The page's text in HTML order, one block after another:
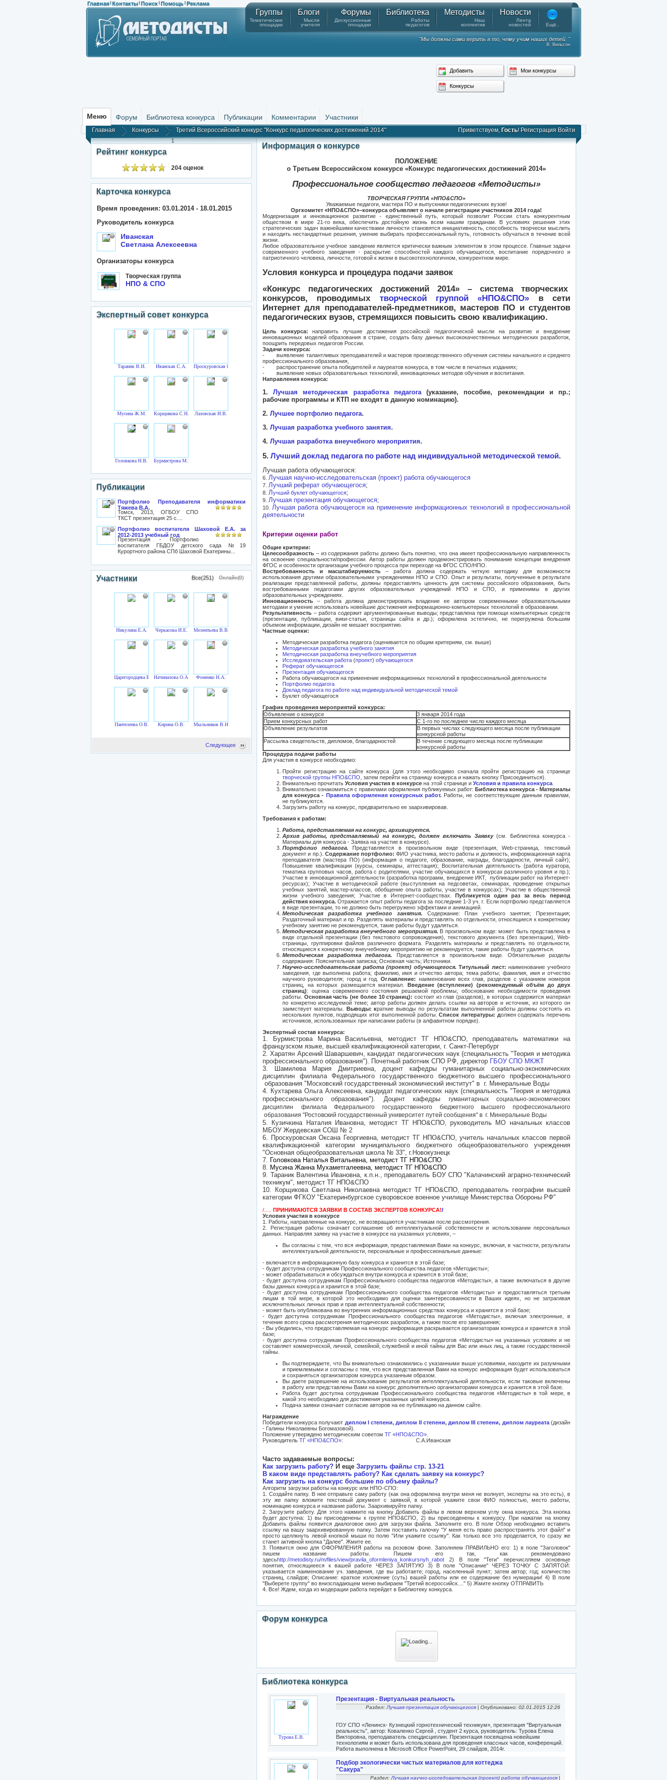
Главная | Контакты | Поиск | Помощь | Реклама
Группы
Тематические
площадки
Блоги
Мысли
учителя
Форумы
Дискуссионные
площадки
Библиотека
Работы
педагогов
Методисты
Наш
коллектив
Новости
Лента
новостей
Ещё..
"Мы должны сами верить в то, чему учим наших детей. "
В. Вильсон
Добавить Мои конкурсы
Конкурсы
Меню Форум Библиотека конкурса Публикации Комментарии Участники
Главная Конкурсы Третий Всероссийский конкурс "Конкурс педагогических достижений 2014" Приветствуем, Гость! Регистрация Войти
1
Рейтинг конкурса
204 оценок
Карточка конкурса
Время проведения: 03.01.2014 - 18.01.2015
Руководитель конкурса
Иванская
Светлана Алексеевна
Организаторы конкурса
Творческая группа
НПО & СПО
Экспертный совет конкурса
Тараник В.И. Иванская С.А. Проскуровская О.Г.
Мусина Ж.М. Корщикова С.Н. Лазовская И.В.
Головкова Н.В. Бурмистрова М.В.
Публикации
Портфолио Преподавателя информатики
Тяжева В.А.
Томск, 2013, ОГБОУ СПО
ТКСТ презентация 25 с....
Портфолио воспитателя Шаховой Е.А. за
2012-2013 учебный год
Презентация - Портфолио
воспитателя ГБДОУ детского сада №19
Курортного района СПб Шаховой Екатерины...
Участники Все(251) Онлайн(0)
Никулина Е.А. Черкасова И.Е. Мелентьева В.В.
Царегородцева Е.М.Начиналова О.А. Фоменко Н.А.
Пантелеева О.В. Кирина О.В. Мыльников В.Н.
Следующее
Информация о конкурсе
ПОЛОЖЕНИЕ
о Третьем Всероссийском конкурсе «Конкурс педагогических достижений 2014»
Профессиональное сообщество педагогов «Методисты»
ТВОРЧЕСКАЯ ГРУППА «НПО&СПО»
Уважаемые педагоги, мастера ПО и выпускники педагогических вузов!
Оргкомитет «НПО&СПО»–конкурса объявляет о начале регистрации участников 2014 года!
Модернизация и инновационное развитие - единственный путь, который позволит России стать конкурентным
обществом в мире 21-го века, обеспечить достойную жизнь всем нашим гражданам. В условиях решения этих
стратегических задач важнейшими качествами личности становятся инициативность, способность творчески мыслить
и находить нестандартные решения, умение выбирать профессиональный путь, готовность обучаться в течение всей
жизни.
Любое образовательное учебное заведение является критически важным элементом в этом процессе. Главные задачи
современного учебного заведения - раскрытие способностей каждого обучающегося, воспитание порядочного и
патриотичного человека, личности, готовой к жизни в высокотехнологичном, конкурентном мире.
Условия конкурса и процедура подачи заявок
«Конкурс педагогических достижений 2014» – система творческих
конкурсов, проводимых творческой группой «НПО&СПО» в сети
Интернет для преподавателей-предметников, мастеров ПО и студентов
педагогических вузов, стремящихся повысить свою квалификацию.
Цель конкурса: направить лучшие достижения российской педагогической мысли на развитие и внедрение
инновационных моделей образования в стране, создать базу данных высококачественных методических разработок,
поощрить передовых педагогов России.
Задачи конкурса:
- выявление талантливых преподавателей и мастеров производственного обучения системы начального и среднего
профессионального образования,
- распространение опыта победителей и лауреатов конкурса, в том числе в печатных изданиях;
- выявление новых образовательных технологий, инновационных методов обучения и воспитания.
Направления конкурса:
1.Лучшая методическая разработка педагога(указание, пособие, рекомендации и пр.;
рабочие программы и КТП не входят в данную номинацию).
2. Лучшее портфолио педагога.
3. Лучшая разработка учебного занятия.
4. Лучшая разработка внеучебного мероприятия.
5. Лучший доклад педагога по работе над индивидуальной методической темой.
Лучшая работа обучающегося:
6. Лучшая научно-исследовательская (проект) работа обучающегося
7. Лучший реферат обучающегося;
8. Лучший буклет обучающегося;
9. Лучшая презентация обучающегося;
10. Лучшая работа обучающегося на применение информационных технологий в профессиональной
деятельности
Критерии оценки работ
Общие критерии:
Целесообразность – из содержания работы должно быть понятно, что она имеет профессиональную направленность
на освоение специальности/профессии. Автор работы должен продемонстрировать понимание концепции внедрения
ФГОС и особенности организации учебного процесса при переходе на ФГОС СПО/НПО.
Востребованность и масштабируемость – работа должна содержать четкую методику для возможности
использования другими образовательными учреждениями НПО и СПО. Опыт и результаты, полученные в результате
реализации представленной работы, должны предоставлять ценность для системы российского образования, быть
востребованными педагогами других образовательных учреждений НПО и СПО, и применимы в других
образовательных учреждениях.
Инновационность – работа должна демонстрировать владение ее автором современными образовательными
методами и умение использовать новейшие достижения информационно-компьютерных технологий в образовании.
Результативность – работа содержит аргументированные выводы; представлена при помощи компьютерных средств
(презентации, публикации, вики-статьи, страницы сайта и др.); оформлена эстетично, не перегружена большим
объемом информации, дизайн не мешает восприятию.
Частные оценки:
Методическая разработка педагога (оценивается по общим критериям, см. выше)
Методическая разработка учебного занятия
Методическая разработка внеучебного мероприятия
Исследовательская работа (проект) обучающегося
Реферат обучающегося
Презентация обучающегося
Работа обучающегося на применение информационных технологий в профессиональной деятельности
Портфолио педагога
Доклад педагога по работе над индивидуальной методической темой
Буклет обучающегося
График проведения мероприятий конкурса:
Объявление о конкурсе
3 января 2014 года
Прием конкурсных работ
С 1-го по последнее число каждого месяца
Объявление результатов
В первых числах следующего месяца после публикации
конкурсной работы
Рассылка свидетельств, дипломов, благодарностей
В течение следующего месяца после публикации
конкурсной работы
Процедура подачи работы
Для участия в конкурсе необходимо:
Пройти регистрацию на сайте конкурса (для этого необходимо сначала пройти регистрацию на странице
творческой группы НПО&СПО , затем перейти на страницу конкурса и нажать кнопку Присоединиться).
Внимательно прочитать Условия участия в конкурсе на этой странице и Условия и правила конкурса
Внимательно ознакомиться с правилами оформления публикуемых работ: Библиотека конкурса - Материалы
для конкурса - Правила оформления конкурсных работ. Работы, не соответствующие данным правилам,
не публикуются.
Загрузить работу на конкурс, предварительно ее заархивировав.
Требования к работам:
Работа, представляемая на конкурс, архивируется.
Архив работы, представляемый на конкурс, должен включать Заявку(см. Библиотека конкурса -
Материалы для конкурса - Заявка на участие в конкурсе).
Портфолио педагога. Представляется в произвольном виде (презентация, Web-страница, текстовый
документ и пр.). Содержание портфолио: ФИО участника, место работы и должность, информационная карта
преподавателя (мастера ПО) (информация о педагоге, образование, награды, благодарности, личный сайт);
Повышение квалификации (курсы, семинары, аттестация); Воспитательная деятельность (работа куратора,
тематика групповых часов, работа с родителями, участие обучающихся в конкурсах различного уровня и пр.);
Участие в инновационной деятельности (разработка программ, внедрение ИКТ, публикации работ на Интернет-
ресурсах); Участие в методической работе (выступления на педсоветах, семинарах, проведение открытых
учебных занятий, мастер-классов, обобщение опыта работы, участие в конкурсах); Участие в общественной
жизни учебного заведения; Участие в Интернет-сообществах.
Публикуется один раз за весь период
действия конкурса.Отражается опыт работы педагога за последние 1-3 уч. г. Если портфолио представляется
в виде презентации, то не должно быть перегружено эффектами и анимацией.
Методическая разработка учебного занятия. Содержание: План учебного занятия; Презентация;
Раздаточный материал и пр. Разделять материалы и представлять по отдельности, относящиеся к конкретному
учебному занятию не рекомендуется, такие работы будут удаляться.
Методическая разработка внеучебного мероприятия. В произвольном виде: может быть представлена в
виде отдельной презентации (без текстового сопровождения), текстового документа (без презентации), Web-
страницы, группировки файлов различного формата. Разделять материалы и представлять по отдельности,
относящиеся к конкретному внеучебному мероприятию не рекомендуется, такие работы будут удаляться.
Методическая разработка педагога. Представляется в произвольном виде. Обязательные разделы
содержания: Пояснительная записка; Основная часть; Источники.
Научно-исследовательская работа (проект) обучающегося. Титульный лист:наименование учебного
заведения, где выполнена работа; фамилию, имя и отчество автора; тема работы; фамилия, имя и отчество
научного руководителя; город и год.Оглавление: наименование всех глав, разделов с указанием номеров
страниц, на которых размещается материал.
Введение (вступление) (рекомендуемый объём до двух
страниц): оценка современного состояния решаемой проблемы; обоснование необходимости проведения
работы. Основная часть (не более 10 страниц):состоит из глав (разделов), в которых содержится материал
по конкретно исследуемой теме; автор работы должен делать ссылки на авторов и источник, из которого он
заимствует материалы.
Выводы: краткие выводы по результатам выполненной работы должны состоять из
нескольких пунктов, подводящих итог выполненной работы.Список литературы: должен содержать перечень
источников, использованных при написании работы (в алфавитном порядке).
Экспертный состав конкурса:
1. Бурмистрова Марина Васильевна, методист ТГ НПО&СПО, преподаватель математики на
французском языке, высшей квалификационной категории, г. Санкт-Петербург
2. Харатян Арсений Шаваршевич, кандидат педагогических наук (специальность "Теория и методика
профессионального образования"). Почетный работник СПО РФ, директор ГБОУ СПО МКЖТ
3. Шамилева Мария Дмитриевна, доцент кафедры гуманитарных социально-экономических
дисциплин
филиала Федерального государственного бюджетного высшего профессионального
образования "Московский государственный экономический институт" в г. Минеральные Воды
4. Кухтарева Ольга Алексеевна, кандидат педагогических наук (специальность "Теория и методика
профессионального образования"). Доцент кафедры гуманитарных социально-экономических
дисциплин
филиала Федерального государственного бюджетного высшего профессионального
образования "Ростовский государственный университет путей сообщения" в г. Минеральные Воды
5. Кузичкина Наталия Ивановна, методист ТГ НПО&СПО,руководитель МО начальных классов
МБОУ Жердевская СОШ № 2
6. Проскуровская Оксана Георгиевна, методист ТГ НПО&СПО, учитель начальных классов первой
квалификационной категории муниципального бюджетного общеобразовательного учреждения
"Основная общеобразовательная школа № 33", г.Новокузнецк
7. Головкова Наталья Витальевна, методист ТГ НПО&СПО
8. Мусина Жанна Мухаметгалеевна, методист ТГ НПО&СПО
9. Тараник Валентина Ивановна, к.п.н., преподаватель БОУ СПО "Калачинский аграрно-технический
техникум", методист ТГ НПО&СПО
10. Корщикова Светлана Николаевна методист ТГ НПО&СПО, преподаватель географии высшей
категории ФГКОУ "Екатеринбургское суворовское военное училище Министерства Обороны РФ"
/..... ПРИНИМАЮТСЯ ЗАЯВКИ В СОСТАВ ЭКСПЕРТОВ КОНКУРСА!/
Условия участия в конкурсе
1. Работы, направленные на конкурс, не возвращаются участникам после рассмотрения.
2. Регистрация работы означает соглашение об интеллектуальной собственности и использовании персональных
данных. Направляя заявку на участие в конкурсе на указанных условиях, –
Вы согласны с тем, что вся информация, предоставляемая Вами на конкурс, включая, в частности, результаты
интеллектуальной деятельности, персональные и профессиональные данные:
- включается в информационную базу конкурса и хранится в этой базе;
- будет доступна сотрудникам Профессионального сообщества педагогов «Методисты»;
- может обрабатываться и обсуждаться внутри конкурса и хранится в этой базе;
- будет доступна сотрудникам Профессионального сообщества педагогов «Методисты», а также включаться в другие
базы данных конкурса и хранится в этой базе;
- будет доступна сотрудникам Профессионального сообщества педагогов «Методисты» и предоставляться третьим
лицам в той мере, в которой это необходимо для оценки заинтересованности в Ваших идеях, но не затрагивая
исключительных личных прав и прав интеллектуальной собственности;
- может быть опубликована во внутренних информационных средствах конкурса и хранится в этой базе;
- будет доступна сотрудникам Профессионального сообщества педагогов «Методисты», включая электронные, в
течение всего срока рассмотрения методических разработок, а также после его завершения;
- Вы убедились, что предоставляемая на конкурс информация раскрывается организаторам конкурса и хранится в этой
базе;
- будет доступна сотрудникам Профессионального сообщества педагогов «Методисты» на указанных условиях и не
составляет коммерческой, личной, семейной, служебной и иной тайны для Вас или иных лиц, а также государственной
тайны.
Вы подтверждаете, что Вы внимательно ознакомились с указанными выше условиями, находите их разумными
и приемлемыми и согласны с тем, что вся представленная Вами на конкурс информация будет использоваться
и сохраняться организатором конкурса указанным образом.
Вы даете разрешение на использование результатов интеллектуальной деятельности, если таковые включены
в работу или представлены Вами на конкурс дополнительно организаторами конкурса и хранится в этой базе.
Работа будет доступна сотрудникам Профессионального сообщества педагогов «Методисты» в той мере, в
какой это необходимо для достижения указанных целей конкурса.
Подача заявки означает согласие авторов на ее публикацию на данном сайте.
Награждение
Победители конкурса получают диплом I степени, диплом II степени, диплом III степени, диплом лауреата (дизайн
- Галины Николаевны Богомазовой).
Положение утверждено методическим советом ТГ «НПО&СПО»
Руководитель ТГ «НПО&СПО»: С.А.Иванская
Часто задаваемые вопросы:
Как загрузить работу? И еще Загрузить файлы стр. 13-21
В каком виде представлять работу? Как сделать заявку на конкурс?
Как загрузить на конкурс большие по объему файлы?
Алгоритм загрузки работы на конкурс или НПО-СПО:
1. Создайте папку. В нее отправьте саму работу (как она оформлена внутри меня не волнует, эксперты на это есть), в
эту же папку вложите текстовый документ с заявкой, в которой укажите свои ФИО полностью, место работы,
номинацию конкурса и название работы. Заархивируйте папку.
2. Загрузите работу. Для этого нажмите на кнопку Добавить файлы в левом верхнем углу окна конкурса. Эта кнопка
будет доступна: 1) вы присоеденены к группе НПО&СПО, 2) вы присоеденены к конкурсу. При нажатии на кнопку
Добавить файлы появится диалоговое окно для загрузки файла. Заполните его. В поле Обзор необходимо вставить
ссылку на вашу заархивированную папку. Затем поставить галочку "У меня есть право распространять этот файл" и
просто щеллкнуть левой кнопкой мыши по полю "Или укажите ссылку". Как только все это проделается, то сразу же
станет активной кнопка "Далее". Жмите ее.
3. Появится окно для ОФОРМЛЕНИЯ работы на розовом фоне. Заполняем ПРАВИЛЬНО его: 1) в поле "Заголовок"
пишем название работы. Пишем его так, как рекомендовано
здесьhttp://metodisty.ru/m/files/view/pravila_oformleniya_konkursnyh_rabot 2) В поле "Теги" перечислляем основные
понятия, относящиееся к вашей работе ЧЕРЕЗ ЗАПЯТУЮ 3) В поле "Описание" ЧЕРЕЗ ТОЧКУ С ЗАПЯТОЙ:
указывается наименование уч. заведения, где вы работаете; город, населенный пункт; затем автор; год; количество
страниц, слайдов; Описание: краткое изложение (суть) вашей работы или ее содержание без нумерации! 4) В поле
"Выберете группу" во внизспадающем меню выбираем "Третий всероссийск...." 5) Жмите кнопку ОТПРАВИТЬ
4. Все! Ждем, когда из модерации работа перейдет в Библиотеку конкурса.
Форум конкурса
Библиотека конкурса
Турова Е.В.
Презентация - Виртуальная реальность
Раздел:Лучшая презентация обучающегося | Опубликовано: 02.01.2015 12:26
ГОУ СПО «Ленинск- Кузнецкий горнотехнический техникум», презентация "Виртуальная
реальность", автор: Коваленко Сергей , студент 2 курса, руководитель: Турова Елена
Викторовна, преподаватель спецдисциплин. Презентация посвящена новейшим
технологиям и может быть использована для проведения классных часов, конференций.
Работа выполнена в Microsoft Office PowerPoint, 29 слайдов, 2014г.
Подбор экологически чистых материалов для коттеджа
"Сакура"
Раздел:Лучшая научно-исследовательская (проект) работа обучающегося |